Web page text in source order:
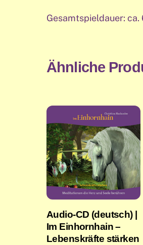
Gesamtspieldauer: ca.
Ähnliche
Audio-CD (deutsch) |
Im Einhornhain –
Lebenskräfte stärken